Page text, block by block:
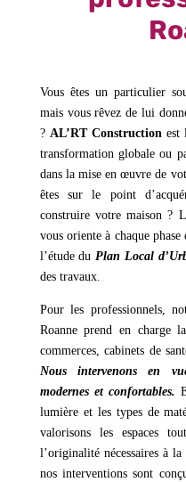
Vous êtes un particulier
mais vous rêvez de lui
? AL’RT Construction est
transformation globale ou
dans la mise en œuvre de
êtes sur le point
construire votre maison ?
vous oriente à chaque
l’étude du Plan Local
des travaux.
Pour les professionnels,
Roanne prend en charge
commerces, cabinets de
Nous intervenons en
modernes et confortables.
lumière et les types de
valorisons les espaces
l’originalité nécessaires à
nos interventions sont